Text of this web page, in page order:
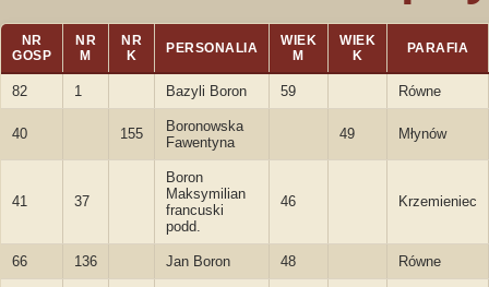
NR
GOSP
NR
M
NR
K
PERSONALIA
WIEK
M
WIEK
K
PARAFIA
82 1 Bazyli Boron 59 Równe
40 155
Boronowska
Fawentyna
49 Młynów
41 37
Boron
Maksymilian
francuski
podd.
46 Krzemieniec
66 136 Jan Boron 48 Równe